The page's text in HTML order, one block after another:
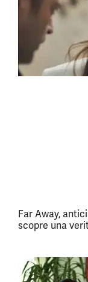
Far Away,
scopre una